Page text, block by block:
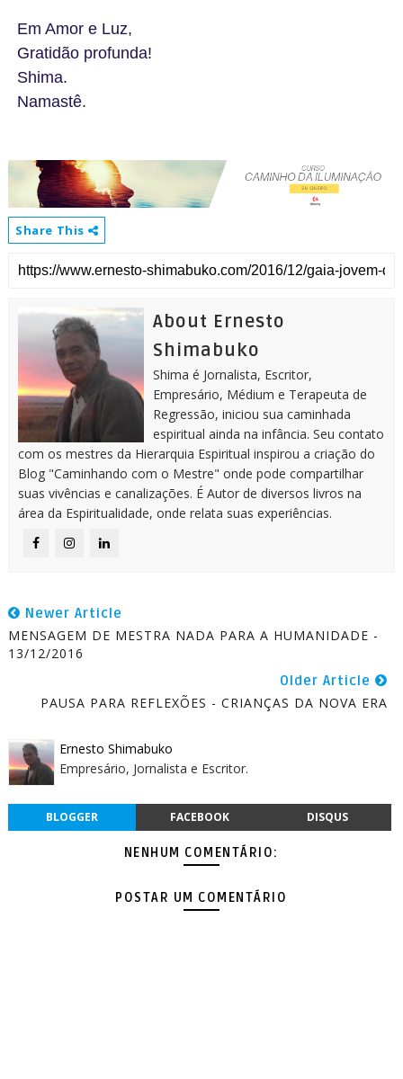
Em Amor e Luz,
Gratidão profunda!
Shima.
Namastê.
Share This
About Ernesto
Shimabuko
Shima é Jornalista, Escritor,
Empresário, Médium e Terapeuta de
Regressão, iniciou sua caminhada
espiritual ainda na infância. Seu contato
com os mestres da Hierarquia Espiritual inspirou a criação do
Blog "Caminhando com o Mestre" onde pode compartilhar
suas vivências e canalizações. É Autor de diversos livros na
área da Espiritualidade, onde relata suas experiências.
Newer Article
MENSAGEM DE MESTRA NADA PARA A HUMANIDADE -
13/12/2016
Older Article
PAUSA PARA REFLEXÕES - CRIANÇAS DA NOVA ERA
Ernesto Shimabuko
Empresário, Jornalista e Escritor.
BLOGGER FACEBOOK DISQUS
NENHUM COMENTÁRIO:
POSTAR UM COMENTÁRIO